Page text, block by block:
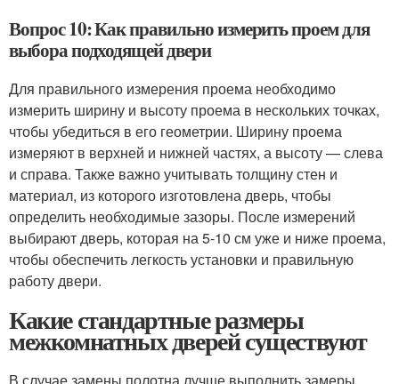
Вопрос 10: Как правильно измерить проем для
выбора подходящей двери
Для правильного измерения проема необходимо
измерить ширину и высоту проема в нескольких точках,
чтобы убедиться в его геометрии. Ширину проема
измеряют в верхней и нижней частях, а высоту — слева
и справа. Также важно учитывать толщину стен и
материал, из которого изготовлена дверь, чтобы
определить необходимые зазоры. После измерений
выбирают дверь, которая на 5-10 см уже и ниже проема,
чтобы обеспечить легкость установки и правильную
работу двери.
Какие стандартные размеры
межкомнатных дверей существуют